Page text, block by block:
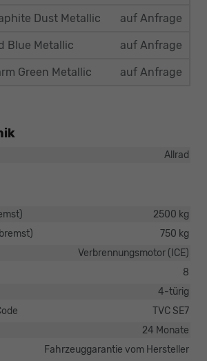
Dust Metallic auf Anfrage
Blue Metallic auf Anfrage
Green Metallic auf Anfrage
Allrad
2500 kg
750 kg
Verbrennungsmotor (ICE)
8
4-türig
TVC SE7
24 Monate
Fahrzeuggarantie vom Hersteller